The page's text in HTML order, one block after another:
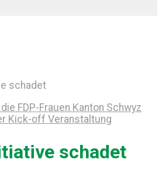
schadet
FDP-Frauen Kanton Schwyz
Kick-off Veranstaltung
schadet